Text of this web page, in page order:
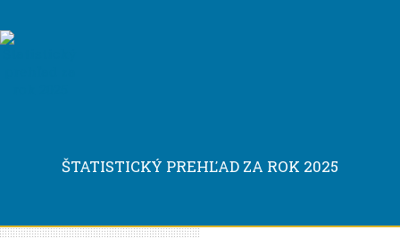
ŠTATISTICKÝ PREHĽAD ZA ROK 2025